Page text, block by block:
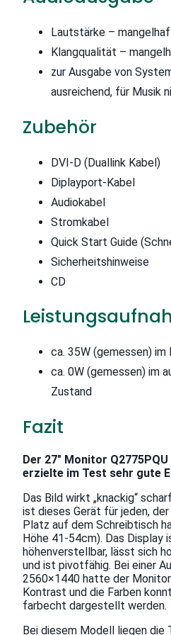
Lautstärke –
Klangqualität –
zur Ausgabe von
ausreichend, für Musik
Zubehör
DVI-D (Duallink Kabel)
Diplayport-Kabel
Audiokabel
Stromkabel
Quick Start Guide
Sicherheitshinweise
CD
ca. 35W (gemessen)
ca. 0W (gemessen) im
Zustand
Fazit
Der 27″ Monitor Q2775PQU
erzielte im Test sehr gute
Das Bild wirkt „knackig“
ist dieses Gerät für jeden,
Platz auf dem Schreibtisch
Höhe 41-54cm). Das Display
höhenverstellbar, lässt sich
und ist pivotfähig. Bei einer
2560×1440 hatte der
Kontrast und die Farben
farbecht dargestellt werden.
Bei diesem Modell liegen die